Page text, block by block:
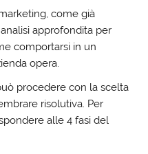
come già
approfondita per
comportarsi in un
opera.
procedere con la scelta
risolutiva. Per
alle 4 fasi del